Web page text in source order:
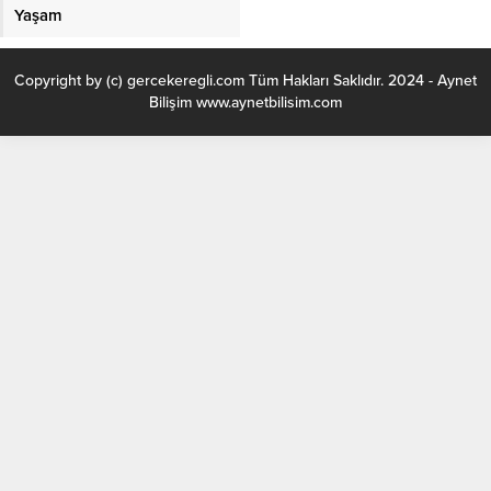
Yaşam
Copyright by (c) gercekeregli.com Tüm Hakları Saklıdır. 2024 - Aynet
Bilişim www.aynetbilisim.com